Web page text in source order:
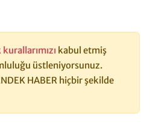
kabul etmiş
üstleniyorsunuz.
HABER hiçbir şekilde